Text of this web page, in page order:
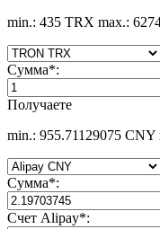
min.: 435 TRX max.:
Сумма*:
Получаете
min.: 955.71129075 CNY
Сумма*:
Счет Alipay*: